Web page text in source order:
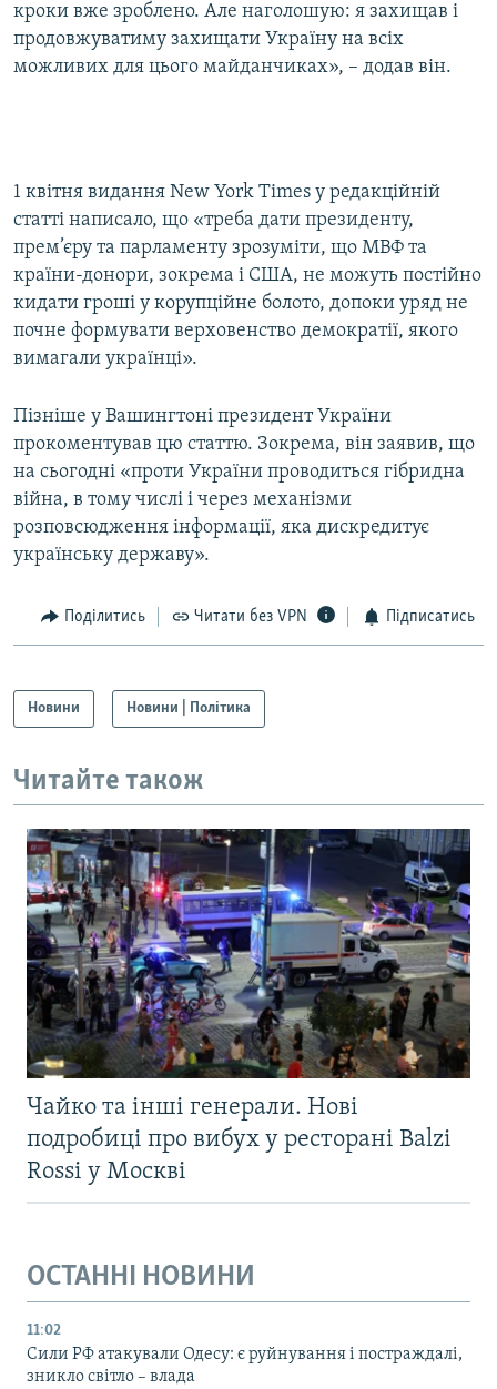
кроки вже зроблено. Але наголошую: я захищав і
продовжуватиму захищати Україну на всіх
можливих для цього майданчиках», – додав він.
1 квітня видання New York Times у редакційній
статті написало, що «треба дати президенту,
прем’єру та парламенту зрозуміти, що МВФ та
країни-донори, зокрема і США, не можуть постійно
кидати гроші у корупційне болото, допоки уряд не
почне формувати верховенство демократії, якого
вимагали українці».
Пізніше у Вашингтоні президент України
прокоментував цю статтю. Зокрема, він заявив, що
на сьогодні «проти України проводиться гібридна
війна, в тому числі і через механізми
розповсюдження інформації, яка дискредитує
українську державу».
Поділитись Читати без VPN Підписатись
Новини Новини | Політика
Читайте також
Чайко та інші генерали. Нові
подробиці про вибух у ресторані Balzi
Rossi у Москві
ОСТАННІ НОВИНИ
11:02
Сили РФ атакували Одесу: є руйнування і постраждалі,
зникло світло – влада